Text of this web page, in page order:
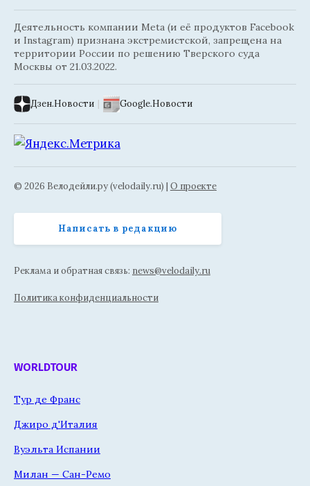
Деятельность компании Meta (и её продуктов Facebook
и Instagram) признана экстремистской, запрещена на
территории России по решению Тверского суда
Москвы от 21.03.2022.
Дзен.Новости | Google.Новости
© 2026 Велодейли.ру (velodaily.ru) | О проекте
Написать в редакцию
Реклама и обратная связь: news@velodaily.ru
Политика конфиденциальности
WORLDTOUR
Тур де Франс
Джиро д'Италия
Вуэльта Испании
Милан — Сан-Ремо